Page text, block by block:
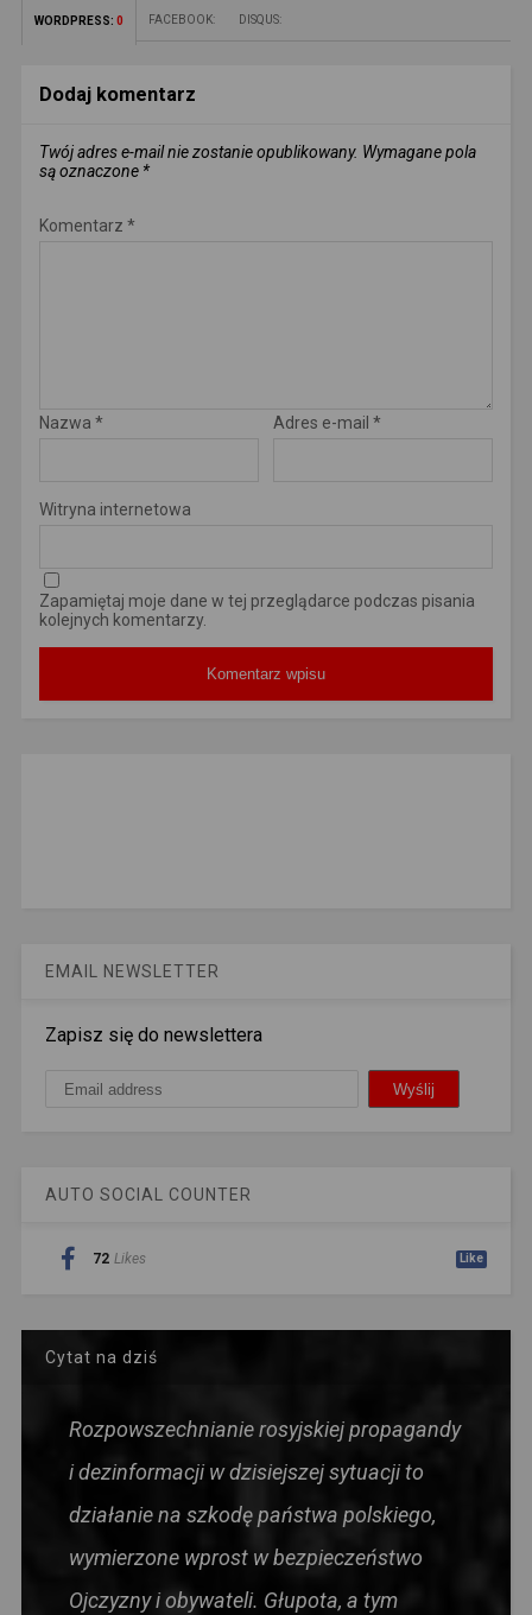
WORDPRESS: 0 FACEBOOK: DISQUS:
Dodaj komentarz
Twój adres e-mail nie zostanie opublikowany. Wymagane pola
są oznaczone *
Komentarz *
Nazwa * Adres e-mail *
Witryna internetowa
Zapamiętaj moje dane w tej przeglądarce podczas pisania
kolejnych komentarzy.
EMAIL NEWSLETTER
Zapisz się do newslettera
AUTO SOCIAL COUNTER
72 Likes Like
Cytat na dziś
Rozpowszechnianie rosyjskiej propagandy
i dezinformacji w dzisiejszej sytuacji to
działanie na szkodę państwa polskiego,
wymierzone wprost w bezpieczeństwo
Ojczyzny i obywateli. Głupota, a tym